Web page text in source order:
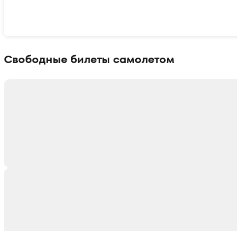
Свободные билеты самолетом